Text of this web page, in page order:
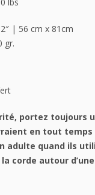
| 56 cm x 81cm
gr.
portez toujours
en tout temps
adulte quand ils
corde autour